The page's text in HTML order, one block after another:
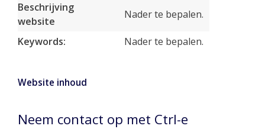
Beschrijving
website
Nader te bepalen.
Keywords: Nader te bepalen.
Website inhoud
Neem contact op met Ctrl-e